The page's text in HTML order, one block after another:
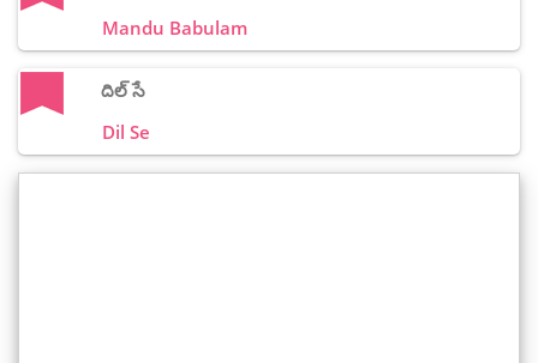
Mandu Babulam
దిల్ సే
Dil Se